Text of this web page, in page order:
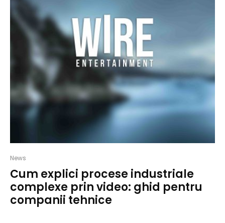
News
Cum explici procese industriale
complexe prin video: ghid pentru
companii tehnice